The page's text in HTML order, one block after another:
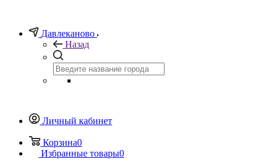
Давлеканово
Назад
Личный кабинет
Корзина0
Избранные товары0